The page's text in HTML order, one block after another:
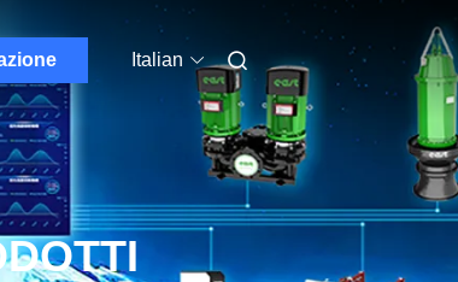
Italian